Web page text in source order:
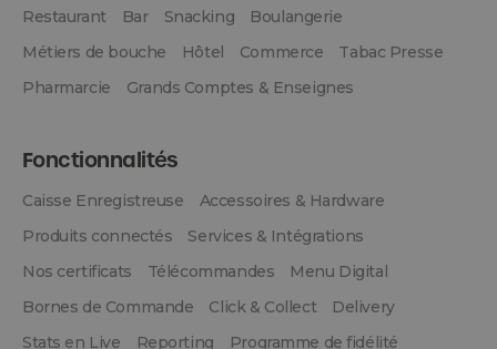
Restaurant Bar Snacking
Boulangerie
Métiers de bouche
Hôtel Commerce
Tabac Presse
Pharmarcie
Grands Comptes & Enseignes
Fonctionnalités
Caisse Enregistreuse
Accessoires & Hardware
Produits connectés
Services & Intégrations
Nos certificats
Télécommandes
Menu Digital
Bornes de Commande
Click & Collect
Delivery
Stats en Live
Reporting
Programme de fidélité